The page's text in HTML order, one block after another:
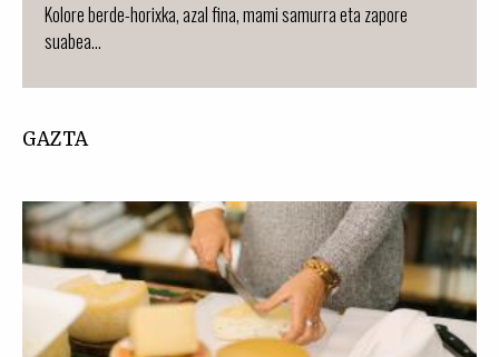
Kolore berde-horixka, azal fina, mami samurra eta zapore
suabea...
GAZTA